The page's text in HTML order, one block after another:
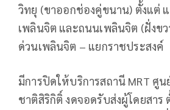
วิทยุ (ขาออกช่องคู่ขนาน) ตั้งแต่
เพลินจิต และถนนเพลินจิต (ฝั่งข
ด่วนเพลินจิต – แยกราชประสงค์
มีการปิดให้บริการสถานี MRT ศู
ชาติสิริกิติ์ งดจอดรับส่งผู้โดยสาร